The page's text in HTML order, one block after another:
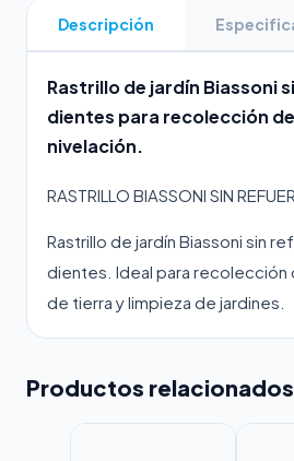
Descripción
Rastrillo de jardín Biassoni
dientes para recolección
nivelación.
RASTRILLO BIASSONI SIN
Rastrillo de jardín Biassoni sin
dientes. Ideal para recolección
de tierra y limpieza de jardines.
Productos relacionados